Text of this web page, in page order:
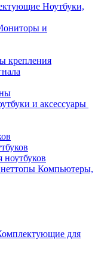
Ноутбуки,
и
крепления
и аксессуары
ноутбуков
Компьютеры,
для